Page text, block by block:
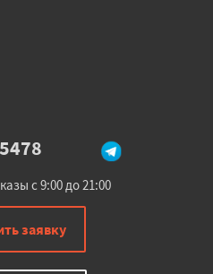
с 9:00 до 21:00
заявку